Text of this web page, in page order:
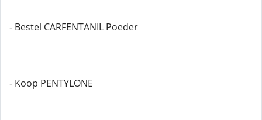
- Bestel CARFENTANIL Poeder
- Koop PENTYLONE